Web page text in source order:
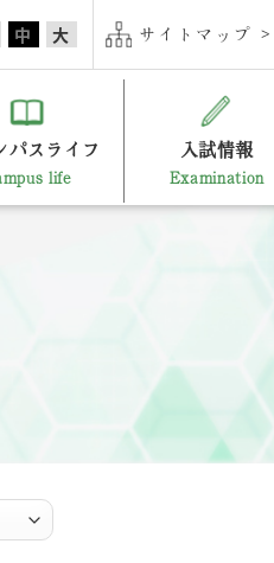
中 大 サイトマップ >
パスライフ
life
入試情報
Examination